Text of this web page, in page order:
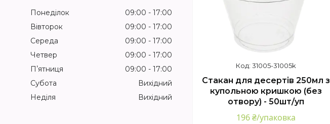
31005-31005k
Стакан для десертів 250мл з
купольною кришкою (без
отвору) - 50шт/уп
196 ₴/упаковка
Понеділок 09:00
17:00
Вівторок
09:00
17:00
Середа
09:00
17:00
Четвер
09:00
17:00
Пʼятниця
09:00
17:00
Субота
Вихідний
Неділя
Вихідний